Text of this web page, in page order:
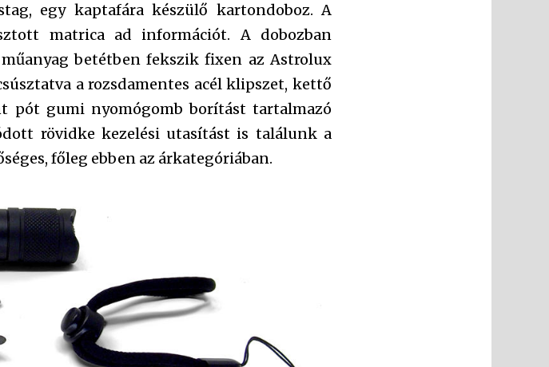
egy kaptafára készülő kartondoboz. A
matrica ad információt. A dobozban
betétben fekszik fixen az Astrolux
a rozsdamentes acél klipszet, kettő
pót gumi nyomógomb borítást tartalmazó
rövidke kezelési utasítást is találunk a
főleg ebben az árkategóriában.